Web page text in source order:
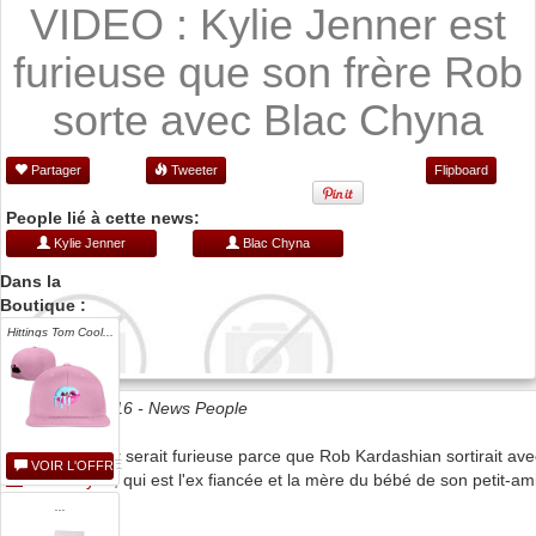
VIDEO : Kylie Jenner est
furieuse que son frère Rob
sorte avec Blac Chyna
Partager Tweeter Flipboard
People lié à cette news:
Kylie Jenner Blac Chyna
Date 27/01/2016 - News People
Kylie Jennerserait furieuse parce que Rob Kardashian sortirait
Blac Chyna, qui est l'ex fiancée et la mère du bébé de son petit-
Dans la
Boutique :
Hittings Tom Cool...
VOIR L'OFFRE